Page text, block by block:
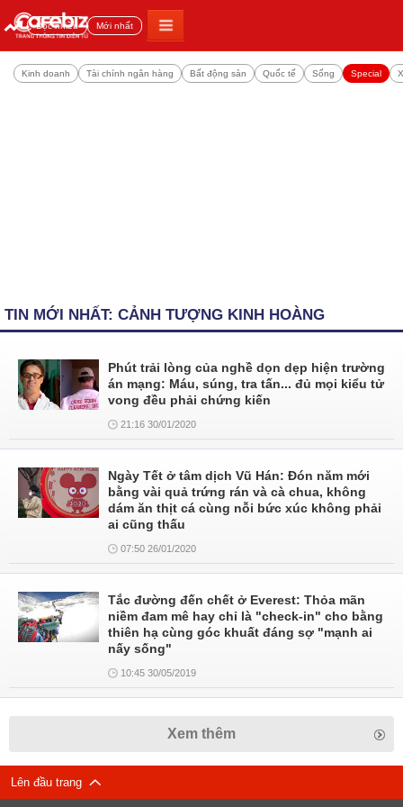
Đọc nhiều Mới nhất
Kinh doanh Tài chính ngân hàng Bất động sản Quốc tế Sống Special
TIN MỚI NHẤT: CẢNH TƯỢNG KINH HOÀNG
Phút trải lòng của nghề dọn dẹp hiện trường
án mạng: Máu, súng, tra tấn... đủ mọi kiểu tử
vong đều phải chứng kiến
21:16 30/01/2020
Ngày Tết ở tâm dịch Vũ Hán: Đón năm mới
bằng vài quả trứng rán và cà chua, không
dám ăn thịt cá cùng nỗi bức xúc không phải
ai cũng thấu
07:50 26/01/2020
Tắc đường đến chết ở Everest: Thỏa mãn
niềm đam mê hay chỉ là "check-in" cho bằng
thiên hạ cùng góc khuất đáng sợ "mạnh ai
nấy sống"
10:45 30/05/2019
Xem thêm
Lên đầu trang